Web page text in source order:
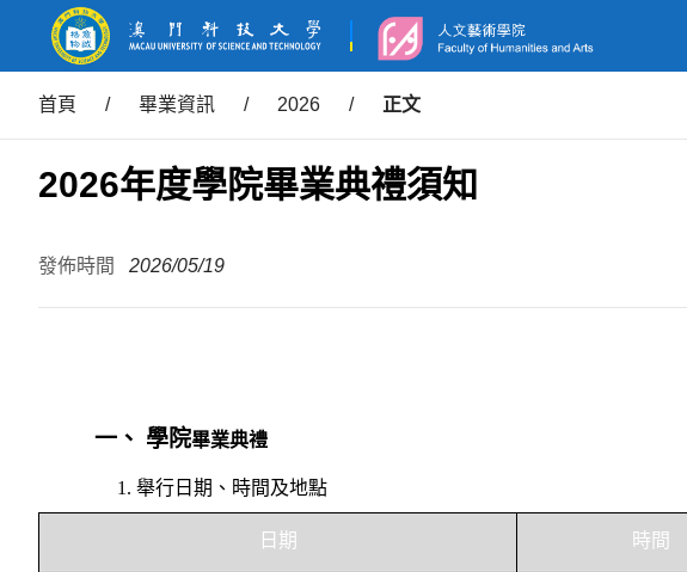
首頁 / 畢業資訊 / 2026 / 正文
2026年度學院畢業典禮須知
發佈時間 2026/05/19
一、 學院畢業典禮
1. 舉行日期、時間及地點
日期 時間